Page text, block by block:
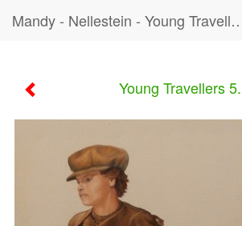
Mandy - Nellestein -
Young Travellers 5.